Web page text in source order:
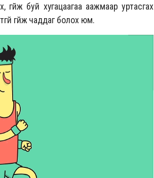
гүйж буй хугацаагаа аажмаар уртасгах
гүйж чаддаг болох юм.